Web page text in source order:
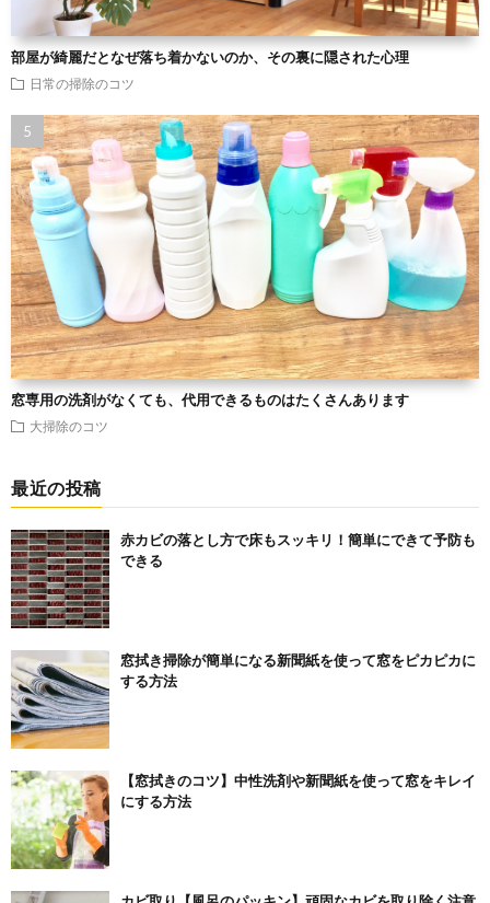
部屋が綺麗だとなぜ落ち着かないのか、その裏に隠された心理
日常の掃除のコツ
窓専用の洗剤がなくても、代用できるものはたくさんあります
大掃除のコツ
最近の投稿
赤カビの落とし方で床もスッキリ！簡単にできて予防も
できる
窓拭き掃除が簡単になる新聞紙を使って窓をピカピカに
する方法
【窓拭きのコツ】中性洗剤や新聞紙を使って窓をキレイ
にする方法